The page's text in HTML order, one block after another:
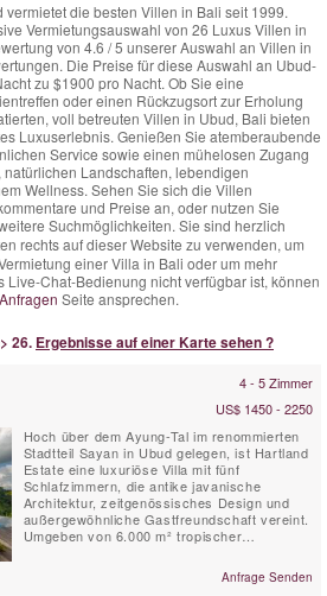
die besten Villen in Bali seit 1999.
Vermietungsauswahl von 26 Luxus Villen in
von 4.6 /5 unserer Auswahl an Villen in
Die Preise für diese Auswahl an Ubud-
zu $1900 pro Nacht. Ob Sie eine
oder einen Rückzugsort zur Erholung
voll betreuten Villen in Ubud, Bali bieten
Luxuserlebnis. Genießen Sie atemberaubende
Service sowie einen mühelosen Zugang
Landschaften, lebendigen
Wellness. Sehen Sie sich die Villen
und Preise an, oder nutzen Sie
Suchmöglichkeiten. Sie sind herzlich
rechts auf dieser Website zu verwenden, um
einer Villa in Bali oder um mehr
Live-Chat-Bedienung nicht verfügbar ist, können
Anfragen Seite ansprechen.
26. Ergebnisse auf einer Karte sehen ?
4 - 5 Zimmer
US$ 1450 - 2250
Hoch über dem Ayung-Tal im renommierten
Stadtteil Sayan in Ubud gelegen, ist Hartland
Estate eine luxuriöse Villa mit fünf
Schlafzimmern, die antike javanische
Architektur, zeitgenössisches Design und
außergewöhnliche Gastfreundschaft vereint.
Umgeben von 6.000 m² tropischer
einen spektakulären, 26 Meter langen
Infinity-Pool mit Salzwasser, gespeist von
Anfrage Senden